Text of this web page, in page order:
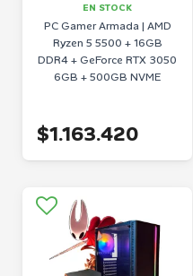
EN STOCK
PC Gamer Armada | AMD
Ryzen 5 5500 + 16GB
DDR4 + GeForce RTX 3050
6GB + 500GB NVME
$1.163.420